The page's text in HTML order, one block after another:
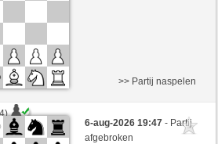
>> Partij naspelen
6-aug-2026 19:47- Partij
afgebroken